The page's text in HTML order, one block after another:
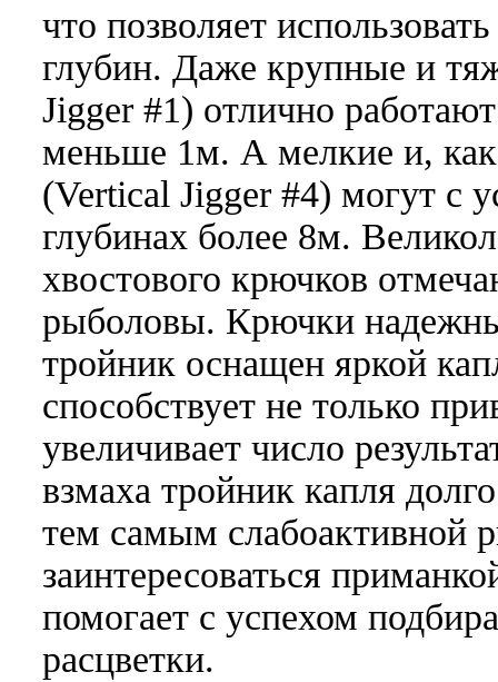
что позволяет
глубин. Даже крупные и
Jigger #1) отлично
меньше 1м. А мелкие и, как
(Vertical Jigger #4) могут с
глубинах более 8м.
хвостового крючков
рыболовы. Крючки
тройник оснащен яркой
способствует не только
увеличивает число
взмаха тройник капля
тем самым слабоактивной
заинтересоваться
помогает с успехом
расцветки.